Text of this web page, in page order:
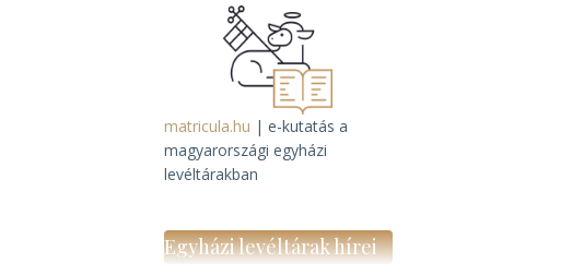
matricula.hu | e-kutatás a
magyarországi egyházi
levéltárakban
Egyházi levéltárak hírei